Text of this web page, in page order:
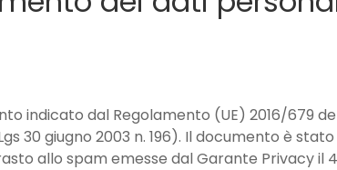
indicato dal Regolamento (UE) 2016/679
30 giugno 2003 n. 196). Il documento è
allo spam emesse dal Garante Privacy il 4